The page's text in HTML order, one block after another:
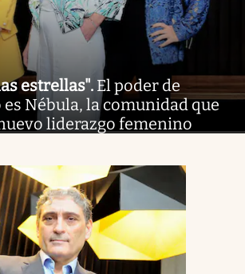
estrellas". El poder de
Nébula, la comunidad que
liderazgo femenino